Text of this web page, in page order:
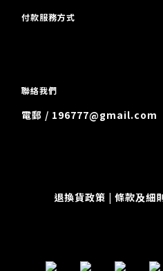
付款服務方式
聯絡我們
電郵 / 196777@gmail.com
退換貨政策 | 條款及細